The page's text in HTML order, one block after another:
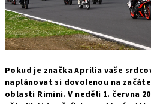
Pokud je značka Aprilia vaše
naplánovat si dovolenou na
oblasti Rimini. V neděli 1. června